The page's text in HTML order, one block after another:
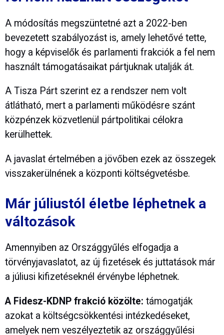
A módosítás megszüntetné azt a 2022-ben
bevezetett szabályozást is, amely lehetővé tette,
hogy a képviselők és parlamenti frakciók a fel nem
használt támogatásaikat pártjuknak utalják át.
A Tisza Párt szerint ez a rendszer nem volt
átlátható, mert a parlamenti működésre szánt
közpénzek közvetlenül pártpolitikai célokra
kerülhettek.
A javaslat értelmében a jövőben ezek az összegek
visszakerülnének a központi költségvetésbe.
Már júliustól életbe léphetnek a
változások
Amennyiben az Országgyűlés elfogadja a
törvényjavaslatot, az új fizetések és juttatások már
a júliusi kifizetéseknél érvénybe léphetnek.
A Fidesz-KDNP frakció közölte: támogatják
azokat a költségcsökkentési intézkedéseket,
amelyek nem veszélyeztetik az országgyűlési